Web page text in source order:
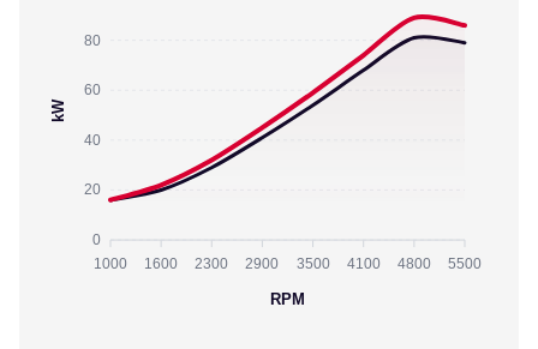
80
60
40
20
0
kW
1000 1600 2300 2900 3500 4100 4800 5500
RPM